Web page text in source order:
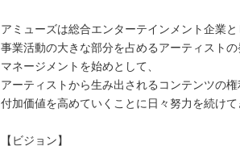
アミューズは総合エンターテインメント企業と
事業活動の大きな部分を占めるアーティストの
マネージメントを始めとして、
アーティストから生み出されるコンテンツの権
付加価値を高めていくことに日々努力を続けて
【ビジョン】